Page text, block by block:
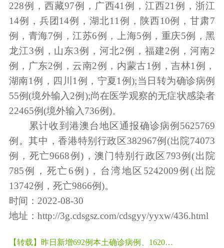
228例，西藏97例，广西41例，江西21例，浙江
14例，兵团14例，湖北11例，陕西10例，甘肃7
例，青海7例，江苏6例，上海5例，重庆5例，黑
龙江3例，山东3例，河北2例，福建2例，河南2
例，广东2例，云南2例，内蒙古1例，吉林1例，
湖南1例，四川1例，宁夏1例);当日转为确诊病例
55例(境外输入2例);尚在医学观察的无症状感染者
22465例(境外输入736例)。
累计收到港澳台地区通报确诊病例5625769
例。其中，香港特别行政区382967例(出院74073
例，死亡9668例)，澳门特别行政区793例(出院
785例，死亡6例)，台湾地区5242009例(出院
13742例，死亡9866例)。
时间：2022-08-30
地址： http://3g.cdsgsz.com/cdsgyy/yyxw/436.html
【转载】昨日新增692例本土确诊病例、1620例本土无症状感染者